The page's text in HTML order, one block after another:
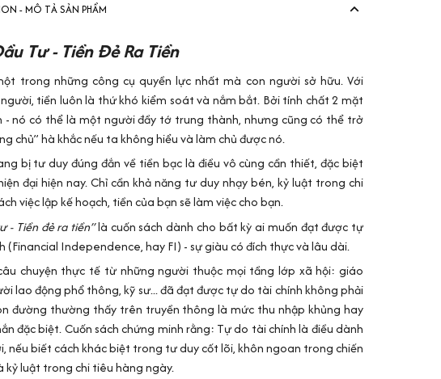
- MÔ TẢ SẢN PHẨM
Tư - Tiền Đẻ Ra Tiền
trong những công cụ quyền lực nhất mà con người sở hữu. Với
tiền luôn là thứ khó kiểm soát và nắm bắt. Bởi tính chất 2 mặt
- nó có thể là một người đầy tớ trung thành, nhưng cũng có thể trở
chủ” hà khắc nếu ta không hiểu và làm chủ được nó.
bị tư duy đúng đắn về tiền bạc là điều vô cùng cần thiết, đặc biệt
đại hiện nay. Chỉ cần khả năng tư duy nhạy bén, kỷ luật trong chi
việc lập kế hoạch, tiền của bạn sẽ làm việc cho bạn.
- Tiền đẻ ra tiền”là cuốn sách dành cho bất kỳ ai muốn đạt được tự
(Financial Independence, hay FI) - sự giàu có đích thực và lâu dài.
chuyện thực tế từ những người thuộc mọi tầng lớp xã hội: giáo
lao động phổ thông, kỹ sư... đã đạt được tự do tài chính không phải
đường thường thấy trên truyền thông là mức thu nhập khủng hay
đặc biệt. Cuốn sách chứng minh rằng: Tự do tài chính là điều dành
nếu biết cách khác biệt trong tư duy cốt lõi, khôn ngoan trong chiến
kỷ luật trong chi tiêu hàng ngày.